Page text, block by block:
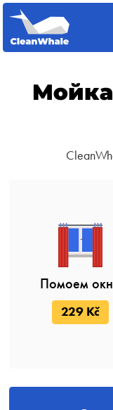
Помоем
229 Kč